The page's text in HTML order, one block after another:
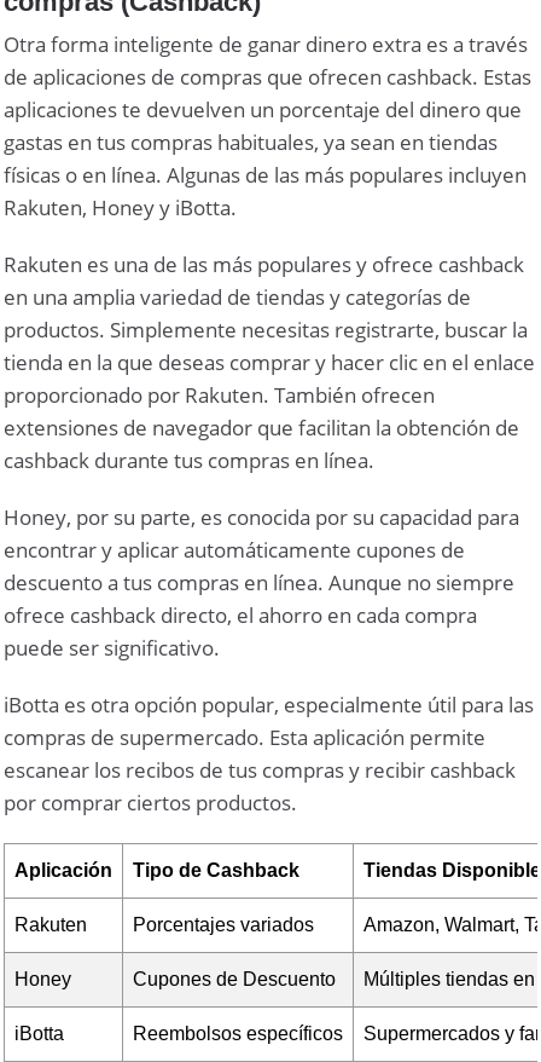
Otra forma inteligente de ganar dinero extra es a través
de aplicaciones de compras que ofrecen cashback. Estas
aplicaciones te devuelven un porcentaje del dinero que
gastas en tus compras habituales, ya sean en tiendas
físicas o en línea. Algunas de las más populares incluyen
Rakuten, Honey y iBotta.
Rakuten es una de las más populares y ofrece cashback
en una amplia variedad de tiendas y categorías de
productos. Simplemente necesitas registrarte, buscar la
tienda en la que deseas comprar y hacer clic en el enlace
proporcionado por Rakuten. También ofrecen
extensiones de navegador que facilitan la obtención de
cashback durante tus compras en línea.
Honey, por su parte, es conocida por su capacidad para
encontrar y aplicar automáticamente cupones de
descuento a tus compras en línea. Aunque no siempre
ofrece cashback directo, el ahorro en cada compra
puede ser significativo.
iBotta es otra opción popular, especialmente útil para las
compras de supermercado. Esta aplicación permite
escanear los recibos de tus compras y recibir cashback
por comprar ciertos productos.
Aplicación Tipo de Cashback Tiendas
Rakuten Porcentajes variados Amazon, Walmart,
Honey Cupones de Descuento Múltiples tiendas en
iBotta Reembolsos específicos Supermercados y